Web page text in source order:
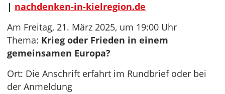
| nachdenken-in-kielregion.de
Am Freitag, 21. März 2025, um 19:00 Uhr
Thema: Krieg oder Frieden in einem
gemeinsamen Europa?
Ort: Die Anschrift erfahrt im Rundbrief oder bei
der Anmeldung